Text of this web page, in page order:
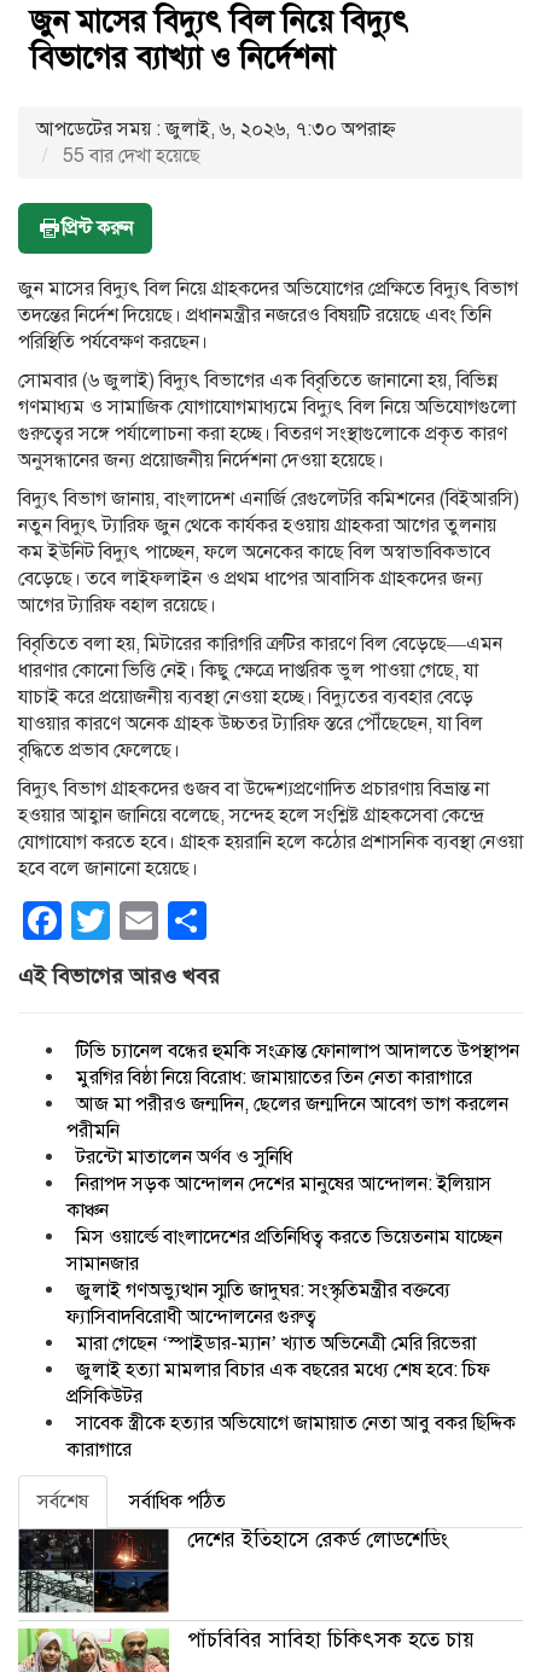
জুন মাসের বিদ্যুৎ বিল নিয়ে বিদ্যুৎ
বিভাগের ব্যাখ্যা ও নির্দেশনা
আপডেটের সময় : জুলাই, ৬, ২০২৬, ৭:৩০ অপরাহ্ণ
55 বার দেখা হয়েছে
প্রিন্ট করুন
জুন মাসের বিদ্যুৎ বিল নিয়ে গ্রাহকদের অভিযোগের প্রেক্ষিতে বিদ্যুৎ বিভাগ
তদন্তের নির্দেশ দিয়েছে। প্রধানমন্ত্রীর নজরেও বিষয়টি রয়েছে এবং তিনি
পরিস্থিতি পর্যবেক্ষণ করছেন।
সোমবার (৬ জুলাই) বিদ্যুৎ বিভাগের এক বিবৃতিতে জানানো হয়, বিভিন্ন
গণমাধ্যম ও সামাজিক যোগাযোগমাধ্যমে বিদ্যুৎ বিল নিয়ে অভিযোগগুলো
গুরুত্বের সঙ্গে পর্যালোচনা করা হচ্ছে। বিতরণ সংস্থাগুলোকে প্রকৃত কারণ
অনুসন্ধানের জন্য প্রয়োজনীয় নির্দেশনা দেওয়া হয়েছে।
বিদ্যুৎ বিভাগ জানায়, বাংলাদেশ এনার্জি রেগুলেটরি কমিশনের (বিইআরসি)
নতুন বিদ্যুৎ ট্যারিফ জুন থেকে কার্যকর হওয়ায় গ্রাহকরা আগের তুলনায়
কম ইউনিট বিদ্যুৎ পাচ্ছেন, ফলে অনেকের কাছে বিল অস্বাভাবিকভাবে
বেড়েছে। তবে লাইফলাইন ও প্রথম ধাপের আবাসিক গ্রাহকদের জন্য
আগের ট্যারিফ বহাল রয়েছে।
বিবৃতিতে বলা হয়, মিটারের কারিগরি ত্রুটির কারণে বিল বেড়েছে—এমন
ধারণার কোনো ভিত্তি নেই। কিছু ক্ষেত্রে দাপ্তরিক ভুল পাওয়া গেছে, যা
যাচাই করে প্রয়োজনীয় ব্যবস্থা নেওয়া হচ্ছে। বিদ্যুতের ব্যবহার বেড়ে
যাওয়ার কারণে অনেক গ্রাহক উচ্চতর ট্যারিফ স্তরে পৌঁছেছেন, যা বিল
বৃদ্ধিতে প্রভাব ফেলেছে।
বিদ্যুৎ বিভাগ গ্রাহকদের গুজব বা উদ্দেশ্যপ্রণোদিত প্রচারণায় বিভ্রান্ত না
হওয়ার আহ্বান জানিয়ে বলেছে, সন্দেহ হলে সংশ্লিষ্ট গ্রাহকসেবা কেন্দ্রে
যোগাযোগ করতে হবে। গ্রাহক হয়রানি হলে কঠোর প্রশাসনিক ব্যবস্থা নেওয়া
হবে বলে জানানো হয়েছে।
Facebook
Twitter
Email
এই বিভাগের আরও খবর
টিভি চ্যানেল বন্ধের হুমকি সংক্রান্ত ফোনালাপ আদালতে উপস্থাপন
মুরগির বিষ্ঠা নিয়ে বিরোধ: জামায়াতের তিন নেতা কারাগারে
আজ মা পরীরও জন্মদিন, ছেলের জন্মদিনে আবেগ ভাগ করলেন
পরীমনি
টরন্টো মাতালেন অর্ণব ও সুনিধি
নিরাপদ সড়ক আন্দোলন দেশের মানুষের আন্দোলন: ইলিয়াস
কাঞ্চন
মিস ওয়ার্ল্ডে বাংলাদেশের প্রতিনিধিত্ব করতে ভিয়েতনাম যাচ্ছেন
সামানজার
জুলাই গণঅভ্যুত্থান স্মৃতি জাদুঘর: সংস্কৃতিমন্ত্রীর বক্তব্যে
ফ্যাসিবাদবিরোধী আন্দোলনের গুরুত্ব
মারা গেছেন ‘স্পাইডার-ম্যান’ খ্যাত অভিনেত্রী মেরি রিভেরা
জুলাই হত্যা মামলার বিচার এক বছরের মধ্যে শেষ হবে: চিফ
প্রসিকিউটর
সাবেক স্ত্রীকে হত্যার অভিযোগে জামায়াত নেতা আবু বকর ছিদ্দিক
কারাগারে
সর্বশেষ সর্বাধিক পঠিত
দেশের ইতিহাসে রেকর্ড লোডশেডিং
পাঁচবিবির সাবিহা চিকিৎসক হতে চায়